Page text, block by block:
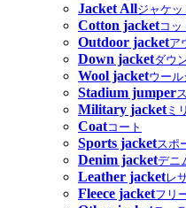
Jacket Allジャケッ
Cotton jacketコッ
Outdoor jacketア
Down jacketダウ
Wool jacketウール
Stadium jumper
Military jacketミ
Coatコート
Sports jacketスポ
Denim jacketデニ
Leather jacketレ
Fleece jacketフリ